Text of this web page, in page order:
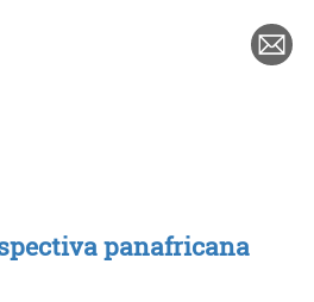
panafricana